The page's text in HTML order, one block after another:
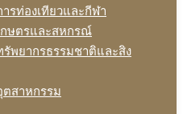
ารท่องเทียวและกีฬา
กษตรและสหกรณ์
รัพยากรธรรมชาติและสิง
ตสาหกรรม